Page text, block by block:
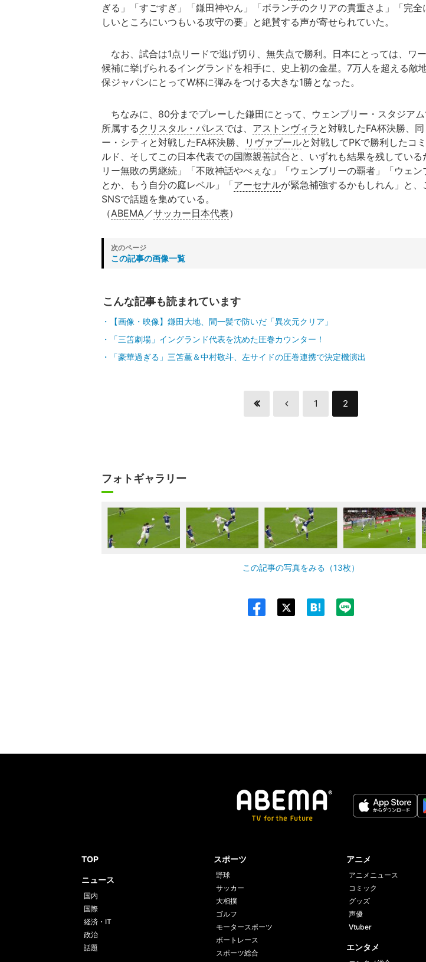
ぎる」「すごすぎ」「鎌田神やん」「ボランチのクリアの貴重さよ」「完全
しいところにいつもいる攻守の要」と絶賛する声が寄せられていた。
なお、試合は1点リードで逃げ切り、無失点で勝利。日本にとっては、ワ
候補に挙げられるイングランドを相手に、史上初の金星。7万人を超える敵
保ジャパンにとってW杯に弾みをつける大きな1勝となった。
ちなみに、80分までプレーした鎌田にとって、ウェンブリー・スタジアム
所属する クリスタル・パレスでは、 アストンヴィラ と対戦したFA杯決勝、
ー・シティと対戦したFA杯決勝、
リヴァプールと対戦してPKで勝利したコ
ルド、そしてこの日本代表での国際親善試合と、いずれも結果を残してい
リー無敗の男継続」「不敗神話やべぇな」「ウェンブリーの覇者」「ウェン
とか、もう自分の庭レベル」「アーセナルが緊急補強するかもしれん」と、
SNSで話題を集めている。
（ABEMA ／サッカー日本代表）
この記事の画像一覧
こんな記事も読まれています
【画像・映像】鎌田大地、間一髪で防いだ「異次元クリア」
「三笘劇場」イングランド代表を沈めた圧巻カウンター！
「豪華過ぎる」三笘薫＆中村敬斗、左サイドの圧巻連携で決定機演出
1 2
フォトギャラリー
この記事の写真をみる（13枚）
TOP
ニュース
国内
国際
経済・IT
政治
話題
スポーツ
野球
サッカー
大相撲
ゴルフ
モータースポーツ
ボートレース
スポーツ総合
アニメ
アニメニュース
コミック
グッズ
声優
Vtuber
エンタメ